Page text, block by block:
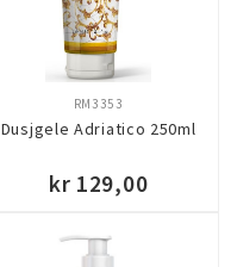
Dusjgele Adriatico 250ml
RM3353
kr 129,00